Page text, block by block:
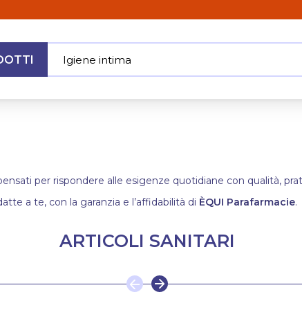
Igiene intim|
per rispondere alle esigenze quotidiane con qualità,
a te, con la garanzia e l’affidabilità di ÈQUI Parafarmacie.
ARTICOLI SANITARI